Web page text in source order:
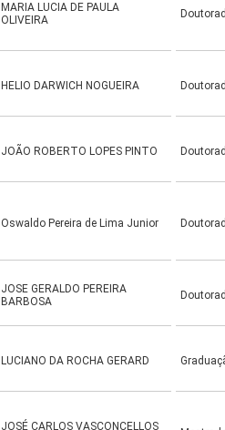
MARIA LUCIA DE PAULA
OLIVEIRA
HELIO DARWICH NOGUEIRA
JOÃO ROBERTO LOPES PINTO
Oswaldo Pereira de Lima Junior
JOSE GERALDO PEREIRA
BARBOSA
LUCIANO DA ROCHA GERARD
JOSÉ CARLOS VASCONCELLOS